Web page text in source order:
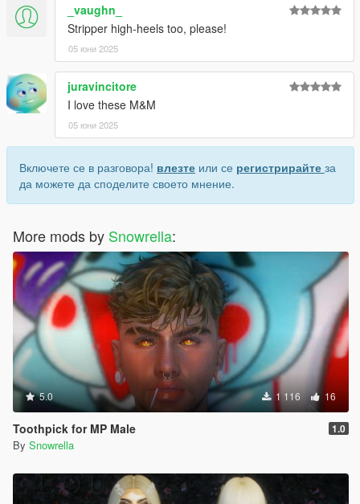
_vaughn_
Stripper high-heels too, please!
05 юни 2025
juravincitore
I love these M&M
05 юни 2025
Включете се в разговора! влезте или се регистрирайте за
да можете да споделите своето мнение.
More mods by Snowrella:
5.0 1 116 16
Toothpick for MP Male 1.0
By Snowrella